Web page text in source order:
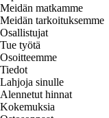
Meidän matkamme
Meidän tarkoituksemme
Osallistujat
Tue työtä
Osoitteemme
Tiedot
Lahjoja sinulle
Alennetut hinnat
Kokemuksia